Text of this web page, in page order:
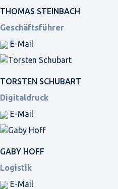
THOMAS STEINBACH
Geschäftsführer
E-Mail
TORSTEN SCHUBART
Digitaldruck
E-Mail
GABY HOFF
Logistik
E-Mail